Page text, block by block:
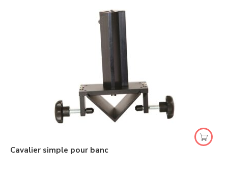
Cavalier simple pour banc